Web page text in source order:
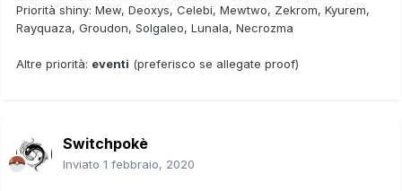
Priorità shiny: Mew, Deoxys, Celebi, Mewtwo, Zekrom, Kyurem,
Rayquaza, Groudon, Solgaleo, Lunala, Necrozma
Altre priorità: eventi (preferisco se allegate proof)
Switchpokè
Inviato 1 febbraio, 2020